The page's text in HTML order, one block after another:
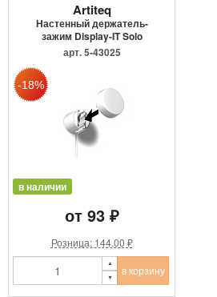
Artiteq
Настенный держатель-
зажим Display-IT Solo
7805.0...
арт. 5-43025
в наличии
от 93 ₽
Розница: 144.00 ₽
в корзину